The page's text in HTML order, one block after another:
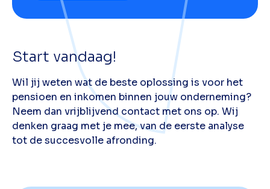
Start vandaag!
Wil jij weten wat de beste oplossing is voor het
pensioen en inkomen binnen jouw onderneming?
Neem dan vrijblijvend contact met ons op. Wij
denken graag met je mee, van de eerste analyse
tot de succesvolle afronding.